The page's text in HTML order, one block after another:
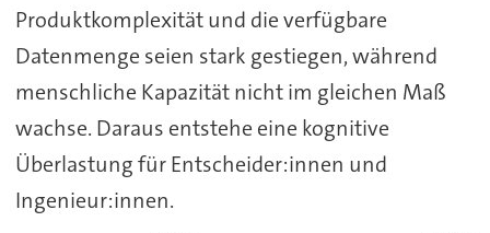
Produktkomplexität und die verfügbare
Datenmenge seien stark gestiegen, während
menschliche Kapazität nicht im gleichen Maß
wachse. Daraus entstehe eine kognitive
Überlastung für Entscheider:innen und
Ingenieur:innen.